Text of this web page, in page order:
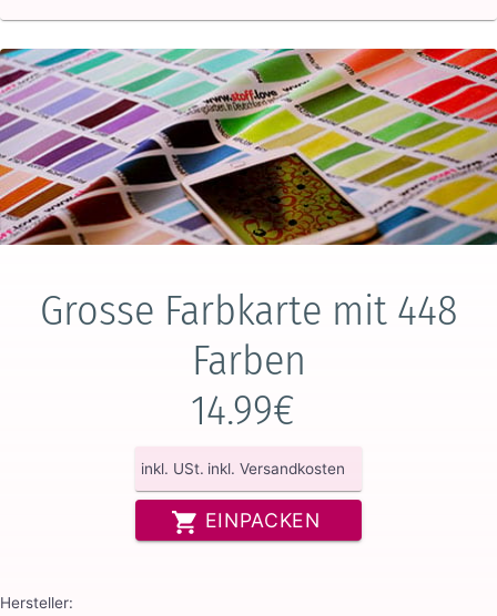
Grosse Farbkarte mit 448
Farben
14.99€
inkl. USt. inkl. Versandkosten
EINPACKEN
Hersteller: